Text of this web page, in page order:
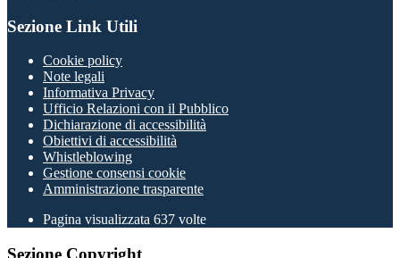
Sezione Link Utili
Cookie policy
Note legali
Informativa Privacy
Ufficio Relazioni con il Pubblico
Dichiarazione di accessibilità
Obiettivi di accessibilità
Whistleblowing
Gestione consensi cookie
Amministrazione trasparente
Pagina visualizzata 637 volte
Sezione Copyright